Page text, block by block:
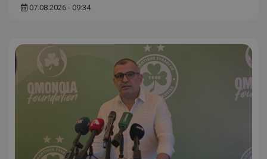
07.08.2026 - 09:34